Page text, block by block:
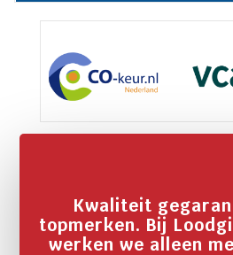
Kwaliteit
topmerken. Bij
werken we alleen